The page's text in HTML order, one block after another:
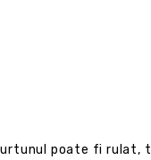
poate fi rulat,